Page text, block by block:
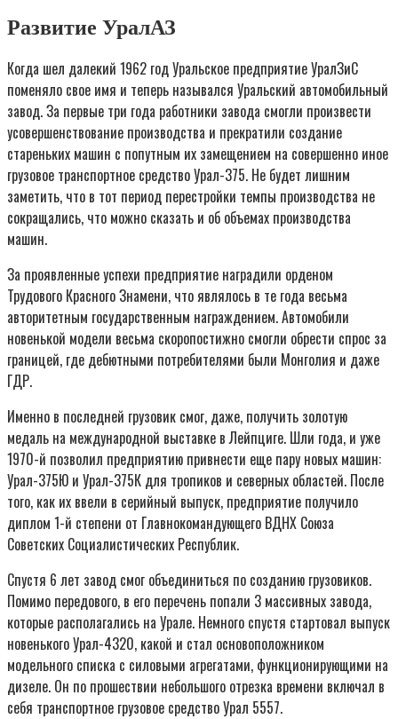
Развитие УралАЗ
Когда шел далекий 1962 год Уральское предприятие УралЗиС
поменяло свое имя и теперь назывался Уральский автомобильный
завод. За первые три года работники завода смогли произвести
усовершенствование производства и прекратили создание
стареньких машин с попутным их замещением на совершенно иное
грузовое транспортное средство Урал-375. Не будет лишним
заметить, что в тот период перестройки темпы производства не
сокращались, что можно сказать и об объемах производства
машин.
За проявленные успехи предприятие наградили орденом
Трудового Красного Знамени, что являлось в те года весьма
авторитетным государственным награждением. Автомобили
новенькой модели весьма скоропостижно смогли обрести спрос за
границей, где дебютными потребителями были Монголия и даже
ГДР.
Именно в последней грузовик смог, даже, получить золотую
медаль на международной выставке в Лейпциге. Шли года, и уже
1970-й позволил предприятию привнести еще пару новых машин:
Урал-375Ю и Урал-375К для тропиков и северных областей. После
того, как их ввели в серийный выпуск, предприятие получило
диплом 1-й степени от Главнокомандующего ВДНХ Союза
Советских Социалистических Республик.
Спустя 6 лет завод смог объединиться по созданию грузовиков.
Помимо передового, в его перечень попали 3 массивных завода,
которые располагались на Урале. Немного спустя стартовал выпуск
новенького Урал-4320, какой и стал основоположником
модельного списка с силовыми агрегатами, функционирующими на
дизеле. Он по прошествии небольшого отрезка времени включал в
себя транспортное грузовое средство Урал 5557.